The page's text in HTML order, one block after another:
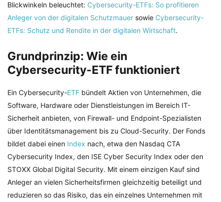
Blickwinkeln beleuchtet: Cybersecurity-ETFs: So profitieren
Anleger von der digitalen Schutzmauer sowie Cybersecurity-
ETFs: Schutz und Rendite in der digitalen Wirtschaft.
Grundprinzip: Wie ein
Cybersecurity-ETF funktioniert
Ein Cybersecurity-ETF bündelt Aktien von Unternehmen, die
Software, Hardware oder Dienstleistungen im Bereich IT-
Sicherheit anbieten, von Firewall- und Endpoint-Spezialisten
über Identitätsmanagement bis zu Cloud-Security. Der Fonds
bildet dabei einen Index nach, etwa den Nasdaq CTA
Cybersecurity Index, den ISE Cyber Security Index oder den
STOXX Global Digital Security. Mit einem einzigen Kauf sind
Anleger an vielen Sicherheitsfirmen gleichzeitig beteiligt und
reduzieren so das Risiko, das ein einzelnes Unternehmen mit